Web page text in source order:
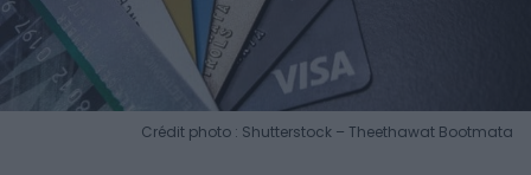
Crédit photo : Shutterstock – Theethawat Bootmata